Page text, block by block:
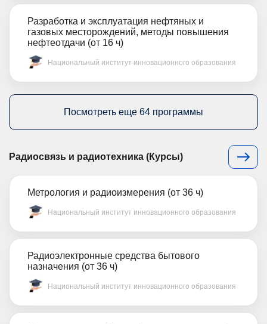
Разработка и эксплуатация нефтяных и
газовых месторождений, методы повышения
нефтеотдачи (от 16 ч)
Национальный институт инновационного образования
Посмотреть еще 64 программы
Радиосвязь и радиотехника (Курсы)
Метрология и радиоизмерения (от 36 ч)
Национальный институт инновационного образования
Радиоэлектронные средства бытового
назначения (от 36 ч)
Национальный институт инновационного образования